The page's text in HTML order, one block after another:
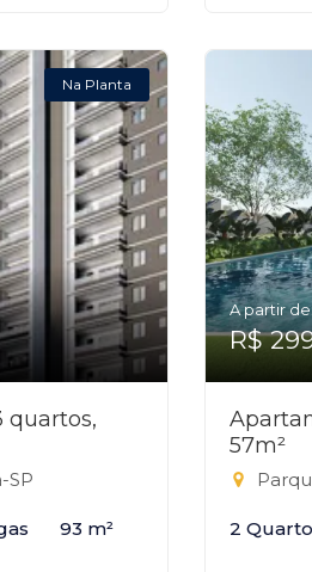
Na Planta
quartos,
SP
93 m²
A partir
R$
57m²
2